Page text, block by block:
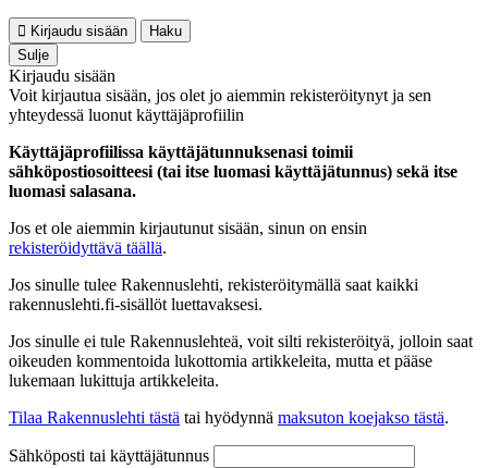
Kirjaudu sisään
Haku
Sulje
Kirjaudu sisään
Voit kirjautua sisään, jos olet jo aiemmin rekisteröitynyt ja sen
yhteydessä luonut käyttäjäprofiilin
Käyttäjäprofiilissa käyttäjätunnuksenasi toimii
sähköpostiosoitteesi (tai itse luomasi käyttäjätunnus) sekä itse
luomasi salasana.
Jos et ole aiemmin kirjautunut sisään, sinun on ensin
rekisteröidyttävä täällä.
Jos sinulle tulee Rakennuslehti, rekisteröitymällä saat kaikki
rakennuslehti.fi-sisällöt luettavaksesi.
Jos sinulle ei tule Rakennuslehteä, voit silti rekisteröityä, jolloin saat
oikeuden kommentoida lukottomia artikkeleita, mutta et pääse
lukemaan lukittuja artikkeleita.
Tilaa Rakennuslehti tästä tai hyödynnä maksuton koejakso tästä.
Sähköposti tai käyttäjätunnus